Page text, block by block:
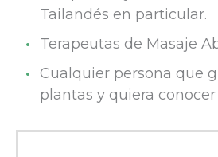
Tailandés en particular.
Terapeutas de Masaje
Cualquier persona que
plantas y quiera